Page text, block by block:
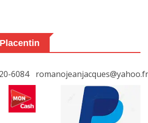
6084 romanojeanjacques@yahoo.fr